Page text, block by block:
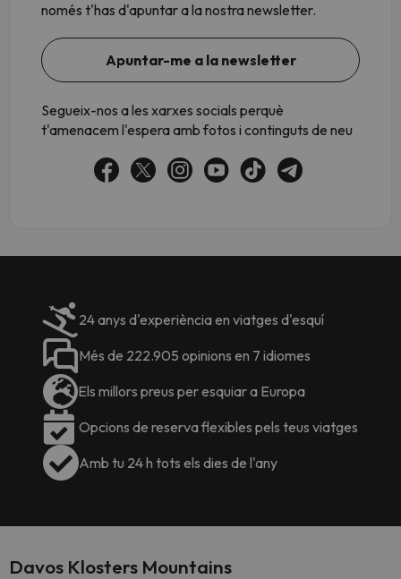
només t'has d'apuntar a la nostra newsletter.
Apuntar-me a la newsletter
Segueix-nos a les xarxes socials perquè
t'amenacem l'espera amb fotos i continguts de neu
24 anys d'experiència en viatges d'esquí
Més de 222.905 opinions en 7 idiomes
Els millors preus per esquiar a Europa
Opcions de reserva flexibles pels teus viatges
Amb tu 24 h tots els dies de l'any
Davos Klosters Mountains